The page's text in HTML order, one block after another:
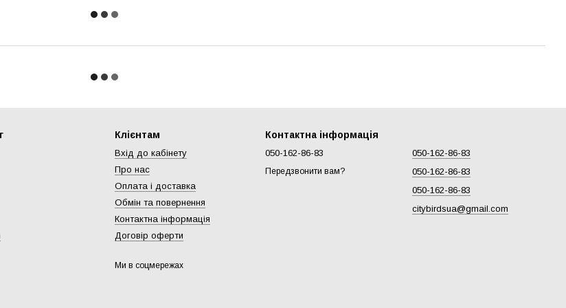
Клієнтам
Вхід до кабінету
Про нас
Оплата і доставка
Обмін та повернення
Контактна інформація
Договір оферти
Ми в соцмережах
Контактна інформація
050-162-86-83
Передзвонити вам?
050-162-86-83
050-162-86-83
050-162-86-83
citybirdsua@gmail.com